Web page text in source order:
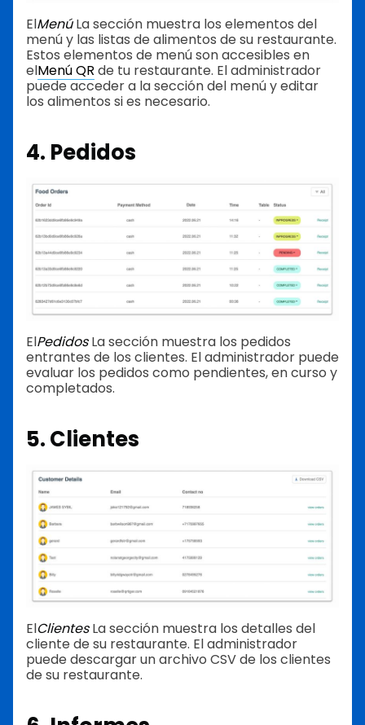
ElMenúLa sección muestra los elementos del
menú y las listas de alimentos de su restaurante.
Estos elementos de menú son accesibles en
elMenú QR de tu restaurante. El administrador
puede acceder a la sección del menú y editar
los alimentos si es necesario.
4. Pedidos
ElPedidosLa sección muestra los pedidos
entrantes de los clientes. El administrador puede
evaluar los pedidos como pendientes, en curso y
completados.
5. Clientes
ElClientesLa sección muestra los detalles del
cliente de su restaurante. El administrador
puede descargar un archivo CSV de los clientes
de su restaurante.